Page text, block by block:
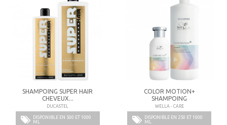
SHAMPOING SUPER HAIR
CHEVEUX...
DUCASTEL
DISPONIBLE EN 500 ET 1000
ML
COLOR MOTION+
SHAMPOING
WELLA - CARE
DISPONIBLE EN 250 ET 1000
ML